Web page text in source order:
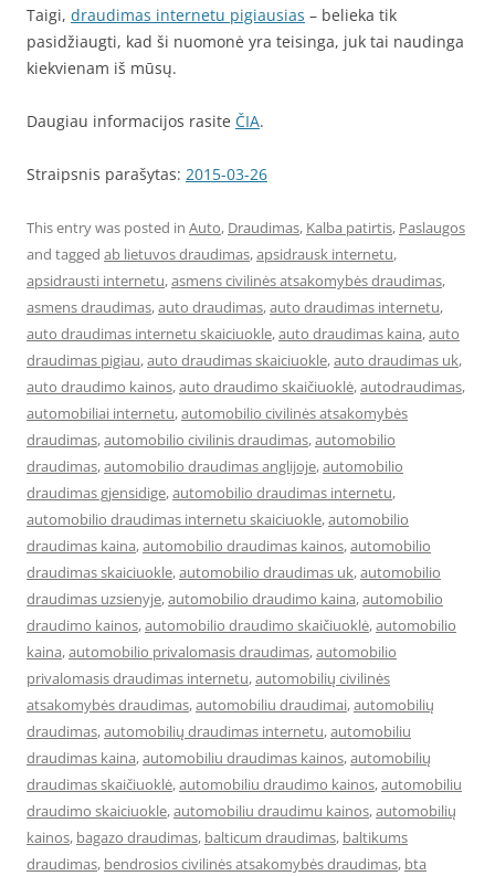
Taigi, draudimas internetu pigiausias – belieka tik
pasidžiaugti, kad ši nuomonė yra teisinga, juk tai naudinga
kiekvienam iš mūsų.
Daugiau informacijos rasite ČIA.
Straipsnis parašytas: 2015-03-26
This entry was posted in Auto, Draudimas, Kalba patirtis, Paslaugos
and tagged ab lietuvos draudimas,apsidrausk internetu,
apsidrausti internetu,asmens civilinės atsakomybės draudimas,
asmens draudimas,auto draudimas,auto draudimas internetu,
auto draudimas internetu skaiciuokle,auto draudimas kaina,auto
draudimas pigiau,auto draudimas skaiciuokle,auto draudimas uk,
auto draudimo kainos,auto draudimo skaičiuoklė,autodraudimas,
automobiliai internetu,automobilio civilinės atsakomybės
draudimas,automobilio civilinis draudimas,automobilio
draudimas,automobilio draudimas anglijoje,automobilio
draudimas gjensidige,automobilio draudimas internetu,
automobilio draudimas internetu skaiciuokle,automobilio
draudimas kaina,automobilio draudimas kainos,automobilio
draudimas skaiciuokle,automobilio draudimas uk,automobilio
draudimas uzsienyje,automobilio draudimo kaina,automobilio
draudimo kainos,automobilio draudimo skaičiuoklė,automobilio
kaina,automobilio privalomasis draudimas,automobilio
privalomasis draudimas internetu,automobilių civilinės
atsakomybės draudimas,automobiliu draudimai,automobilių
draudimas,automobilių draudimas internetu,automobiliu
draudimas kaina,automobiliu draudimas kainos,automobilių
draudimas skaičiuoklė,automobiliu draudimo kainos,automobiliu
draudimo skaiciuokle,automobiliu draudimu kainos,automobilių
kainos, bagazo draudimas, balticum draudimas, baltikums
draudimas, bendrosios civilinės atsakomybės draudimas, bta